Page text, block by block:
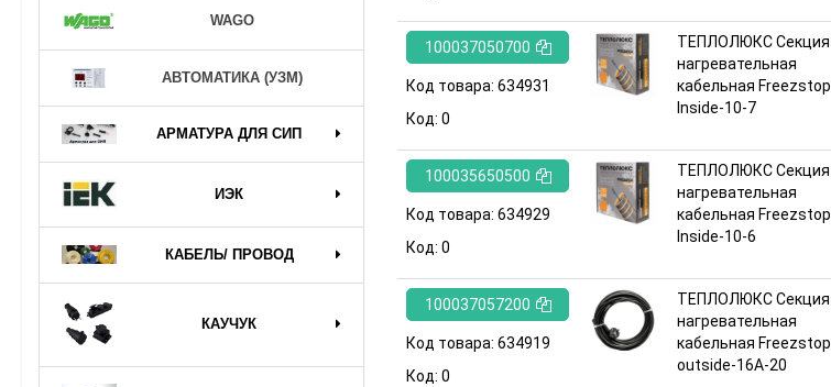
WAGO
АВТОМАТИКА (УЗМ)
АРМАТУРА ДЛЯ СИП
ИЭК
КАБЕЛЬ/ ПРОВОД
КАУЧУК
100037050700
Код товара: 634931
Код: 0
ТЕПЛОЛЮКС Секция
нагревательная
кабельная Freezstop
Inside-10-7
100035650500
Код товара: 634929
Код: 0
ТЕПЛОЛЮКС Секция
нагревательная
кабельная Freezstop
Inside-10-6
100037057200
Код товара: 634919
Код: 0
ТЕПЛОЛЮКС Секция
нагревательная
кабельная Freezstop
outside-16A-20